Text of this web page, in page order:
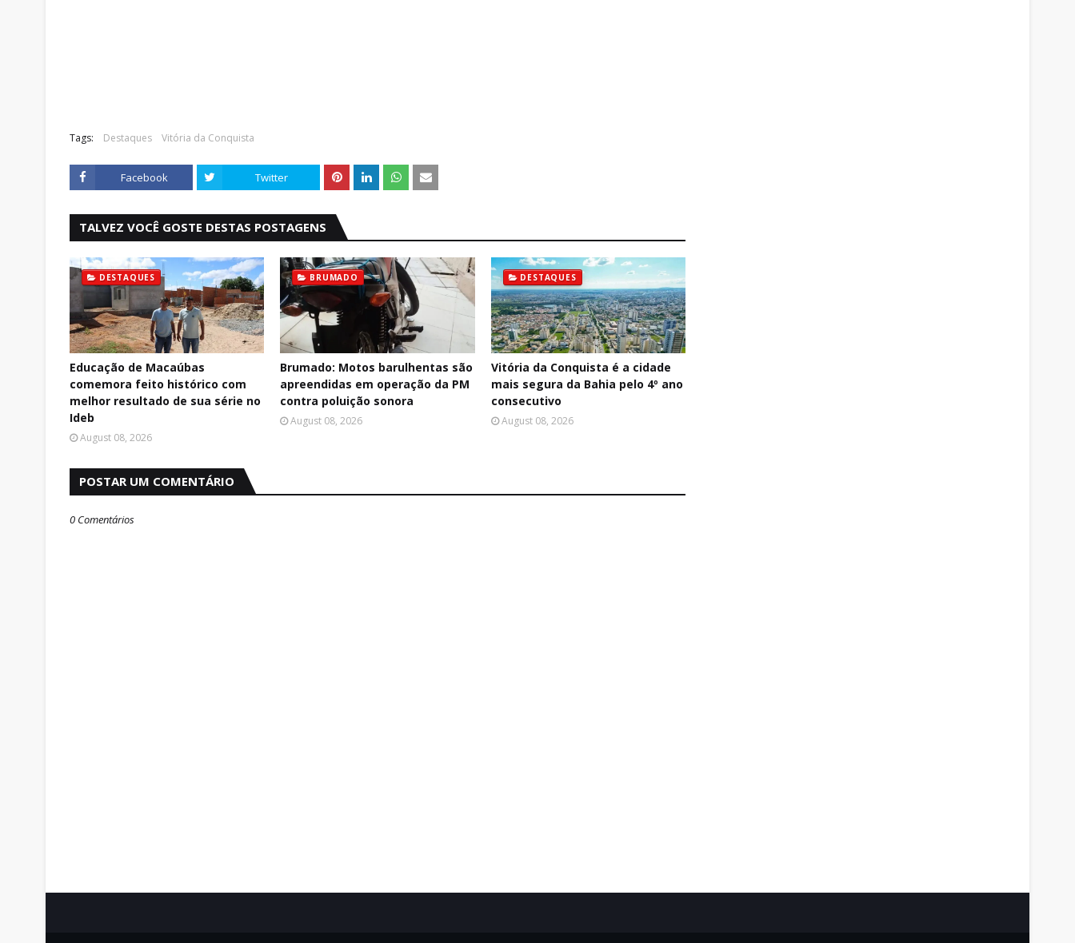
Tags: Destaques Vitória da Conquista
Facebook Twitter
TALVEZ VOCÊ GOSTE DESTAS POSTAGENS
DESTAQUES
Educação de Macaúbas
comemora feito histórico com
melhor resultado de sua série no
Ideb
August 08, 2026
BRUMADO
Brumado: Motos barulhentas são
apreendidas em operação da PM
contra poluição sonora
August 08, 2026
DESTAQUES
Vitória da Conquista é a cidade
mais segura da Bahia pelo 4º ano
consecutivo
August 08, 2026
POSTAR UM COMENTÁRIO
0 Comentários